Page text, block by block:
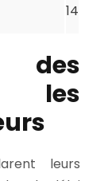
14
des
les
leurs